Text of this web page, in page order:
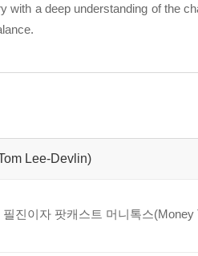
with a deep understanding of the
Lee-Devlin)
필진이자 팟캐스트 머니톡스